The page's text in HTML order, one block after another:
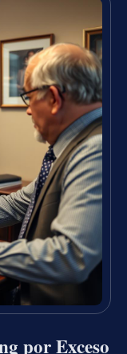
por Exceso